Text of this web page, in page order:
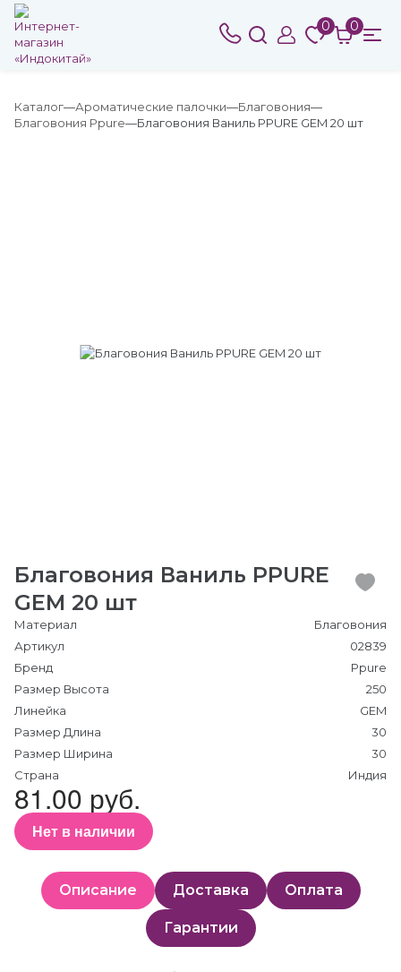
0 0
Каталог Ароматические палочки
Благовония
Благовония Ppure
Благовония Ваниль PPURE GEM 20 шт
Благовония Ваниль PPURE
GEM 20 шт
Материал
Благовония
Артикул
02839
Бренд
Ppure
Размер Высота
250
Линейка
GEM
Размер Длина
30
Размер Ширина
30
Страна
Индия
81.00 руб.
Нет в наличии
Описание Доставка Оплата
Гарантии